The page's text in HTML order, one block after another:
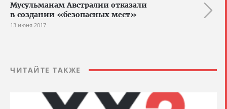
Мусульманам Австралии отказали
в создании «безопасных мест»
13 июня 2017
ЧИТАЙТЕ ТАКЖЕ